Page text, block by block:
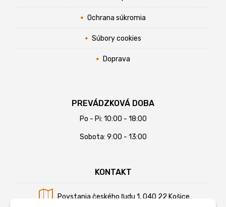
Ochrana súkromia
Súbory cookies
Doprava
PREVÁDZKOVÁ DOBA
Po - Pi: 10:00 - 18:00
Sobota: 9:00 - 13:00
KONTAKT
Povstania českého ľudu 1, 040 22 Košice